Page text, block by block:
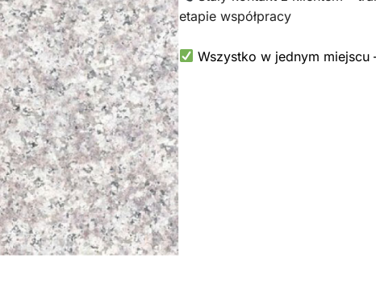
etapie współpracy
Wszystko w jednym